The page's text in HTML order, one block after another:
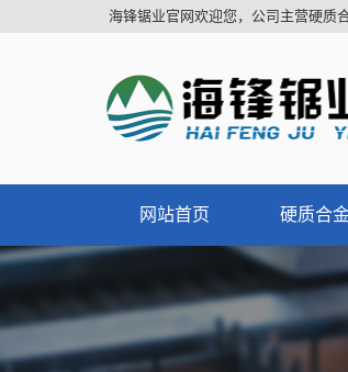
海锋锯业官网欢迎您，公司主营硬质
网站首页 硬质合